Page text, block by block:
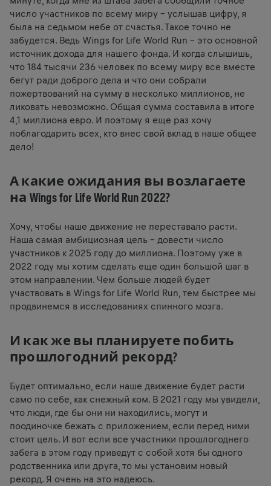
число участников по всему миру – услышав цифру, я
была на седьмом небе от счастья. Такое точно не
забудется. Ведь Wings for Life World Run – это основной
источник дохода для нашего фонда. И когда слышишь,
что 184 тысячи 236 человек по всему миру все вместе
бегут ради доброго дела и что они собрали
пожертвований на сумму в несколько миллионов, не
ликовать невозможно. Общая сумма составила в итоге
4,1 миллиона евро. И поэтому я еще раз хочу
поблагодарить всех, кто внес свой вклад в наше общее
дело!
А какие ожидания вы возлагаете
на Wings for Life World Run 2022?
Хочу, чтобы наше движение не переставало расти.
Наша самая амбициозная цель – довести число
участников к 2025 году до миллиона. Поэтому уже в
2022 году мы хотим сделать еще один большой шаг в
этом направлении. Чем больше людей будет
участвовать в Wings for Life World Run, тем быстрее мы
продвинемся в исследованиях спинного мозга.
И как же вы планируете побить
прошлогодний рекорд?
Будет оптимально, если наше движение будет расти
само по себе, как снежный ком. В 2021 году мы увидели,
что люди, где бы они ни находились, могут и
поодиночке бежать с приложением, если перед ними
стоит цель. И вот если все участники прошлогоднего
забега в этом году приведут с собой хотя бы одного
родственника или друга, то мы установим новый
рекорд. Я очень на это надеюсь.